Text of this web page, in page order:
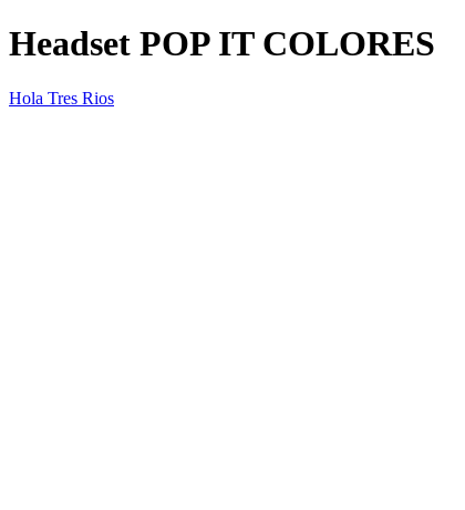
Headset POP IT COLORES
Hola Tres Rios